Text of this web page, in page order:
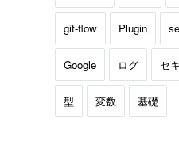
git-flow Plugin
Google ログ セ
型 変数 基礎